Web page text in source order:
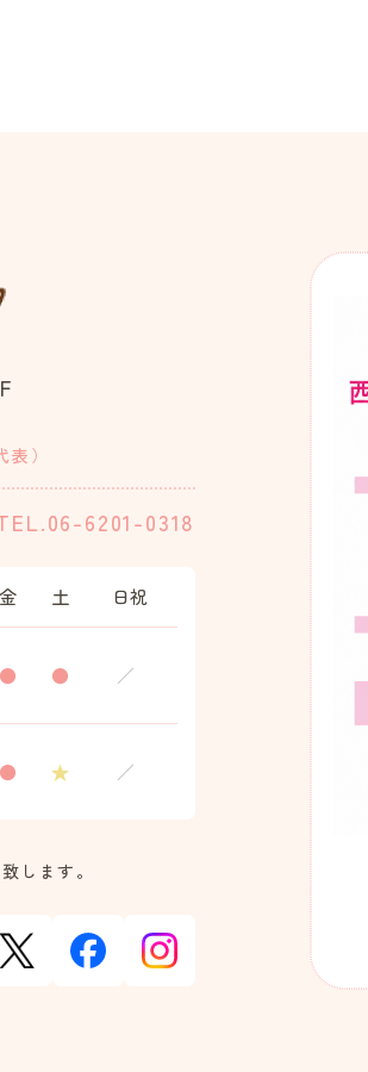
表）
6201-0318
金 土 日祝
● ● ／
● ★ ／
します。